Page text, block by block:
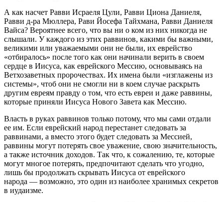
А как насчет Равви Исраеля Цули, Равви Циона Даниеля,
Равви д-ра Мюллера, Рави Йосефа Тайхмана, Равви Даниеля
Вайса? Вероятнее всего, что вы ни о ком из них никогда не
слышали. У каждого из этих раввинов, какими бы важными,
великими или уважаемыми они не были, их еврейство
«отбиралось» после того как они начинали верить в своем
сердце в Иисуса, как еврейского Мессию, основываясь на
Ветхозаветных пророчествах. Их имена были «изглажены из
системы», чтоб они не смогли ни в коем случае раскрыть
другим евреям правду о том, что есть евреи и даже раввины,
которые приняли Иисуса Нового Завета как Мессию.
Власть в руках раввинов только потому, что мы сами отдали
ее им. Если еврейский народ перестанет следовать за
раввинами, а вместо этого будет следовать за Мессией,
раввины могут потерять свое уважение, свою значительность,
а также источник доходов. Так что, к сожалению, те, которые
могут многое потерять, предпочитают сделать что угодно,
лишь бы продолжать скрывать Иисуса от еврейского
народа — возможно, это один из наиболее хранимых секретов
в иудаизме.